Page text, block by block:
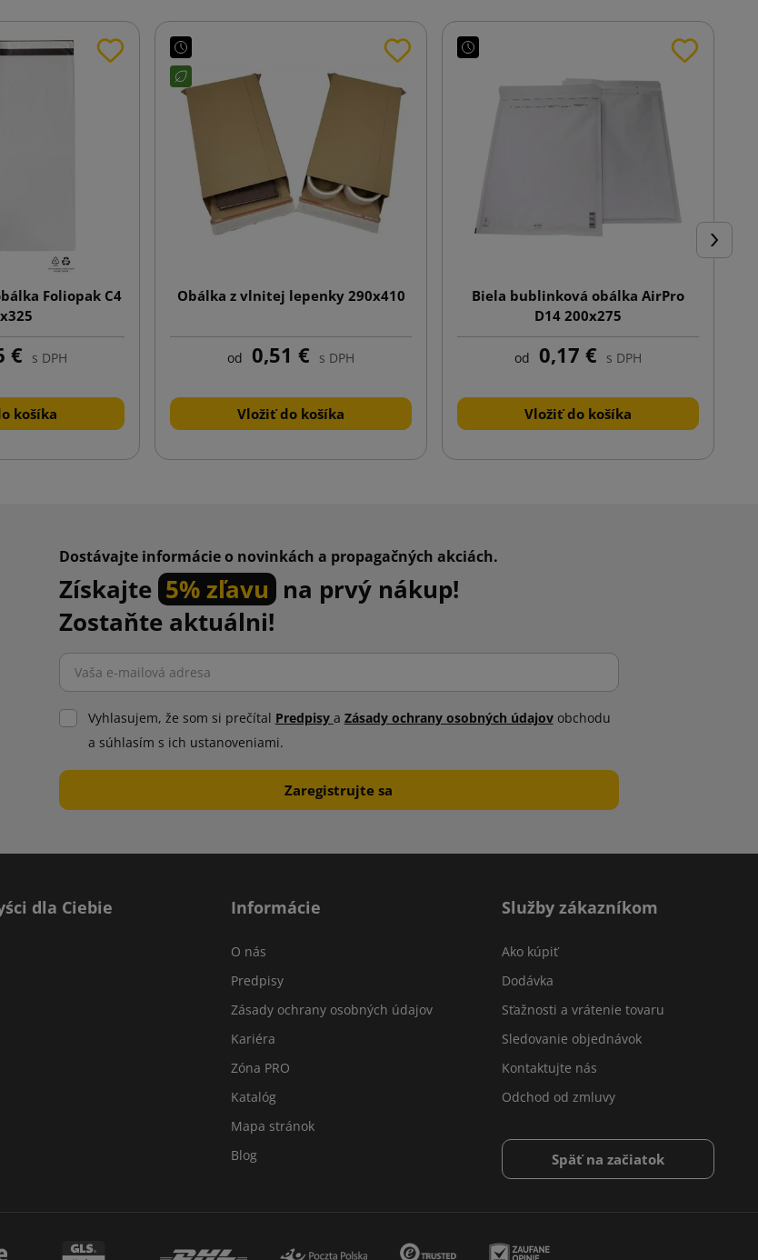
Ďalej
Foliopak C4
€ s DPH
košíka
Obálka z vlnitej lepenky 290x410
od 0,51 € s DPH
Vložiť do košíka
Biela bublinková obálka AirPro
D14 200x275
od 0,17 € s DPH
Vložiť do košíka
Dostávajte informácie o novinkách a propagačných akciách.
Získajte 5% zľavu na prvý nákup!
Zostaňte aktuálni!
Vyhlasujem, že som si prečítal Predpisy a Zásady ochrany osobných údajovobchodu
a súhlasím s ich ustanoveniami.
dla Ciebie Informácie
O nás
Predpisy
Zásady ochrany osobných údajov
Kariéra
Zóna PRO
Katalóg
Mapa stránok
Blog
Služby zákazníkom
Ako kúpiť
Dodávka
Sťažnosti a vrátenie tovaru
Sledovanie objednávok
Kontaktujte nás
Odchod od zmluvy
Späť na začiatok